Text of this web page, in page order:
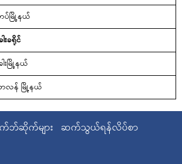
ပ်မြို့နယ်
းခရိုင်
းမြို့နယ်
လန် မြို့နယ်
ဆိုက်များ ဆက်သွယ်ရန်လိပ်စာ